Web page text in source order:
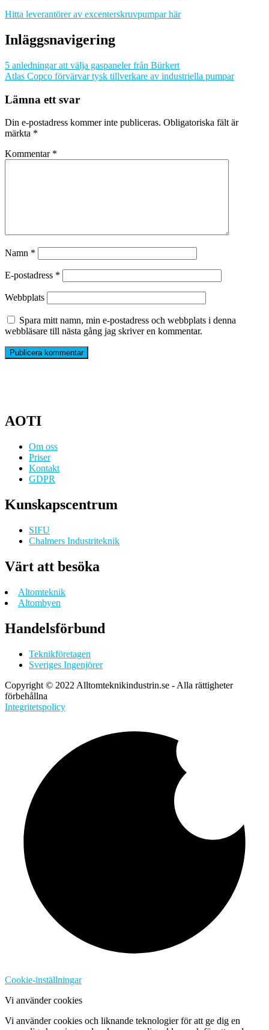
Hitta leverantörer av excenterskruvpumpar här
Inläggsnavigering
5 anledningar att välja gaspaneler från Bürkert
Atlas Copco förvärvar tysk tillverkare av industriella pumpar
Lämna ett svar
Din e-postadress kommer inte publiceras. Obligatoriska fält är
märkta *
Kommentar *
Namn *
E-postadress *
Webbplats
Spara mitt namn, min e-postadress och webbplats i denna
webbläsare till nästa gång jag skriver en kommentar.
AOTI
Om oss
Priser
Kontakt
GDPR
Kunskapscentrum
SIFU
Chalmers Industriteknik
Värt att besöka
Altomteknik
Altombyen
Handelsförbund
Teknikföretagen
Sveriges Ingenjörer
Copyright © 2022 Alltomteknikindustrin.se - Alla rättigheter
förbehållna
Integritetspolicy
Cookie-inställningar
Vi använder cookies
Vi använder cookies och liknande teknologier för att ge dig en